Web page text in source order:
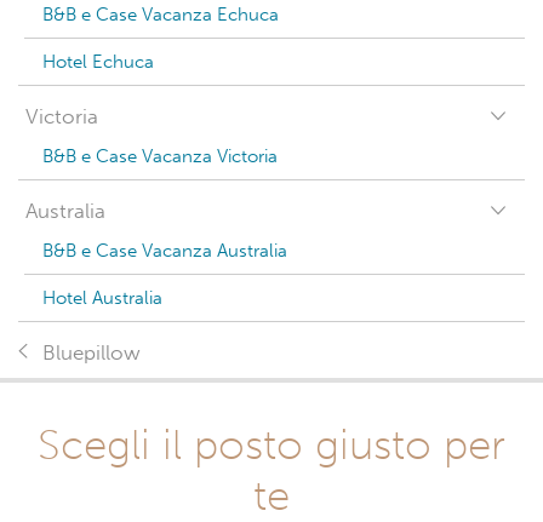
B&B e Case Vacanza Echuca
Hotel Echuca
Victoria
B&B e Case Vacanza Victoria
Australia
B&B e Case Vacanza Australia
Hotel Australia
Bluepillow
Scegli il posto giusto per
te